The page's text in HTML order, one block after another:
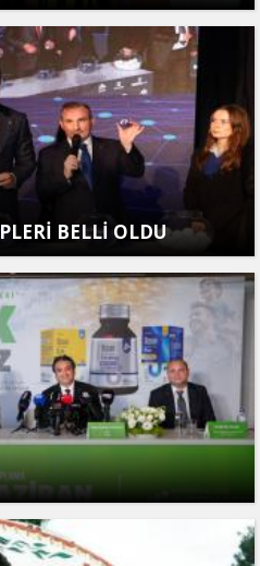
BELLİ OLDU